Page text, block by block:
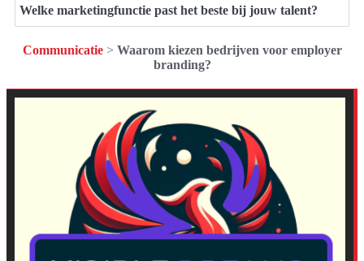
Welke marketingfunctie past het beste bij jouw talent?
Communicatie> Waarom kiezen bedrijven voor employer
branding?